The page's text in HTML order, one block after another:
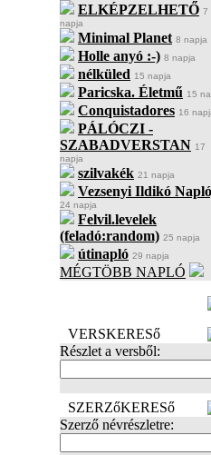
ELKÉPZELHETŐ 7
napja
Minimal Planet 8 napja
Holle anyó :-) 8 napja
nélküled 15 napja
Paricska. Életmű 15
Conquistadores 16
PÁLÓCZI -
SZABADVERSTAN 17
napja
szilvakék 21 napja
Vezsenyi Ildikó
24 napja
Felvil.levelek
(feladó:random) 25 napja
útinapló 29 napja
MÉGTÖBB NAPLÓ
VERSKERESő
Részlet a versből:
SZERZőKERESő
Szerző névrészletre: